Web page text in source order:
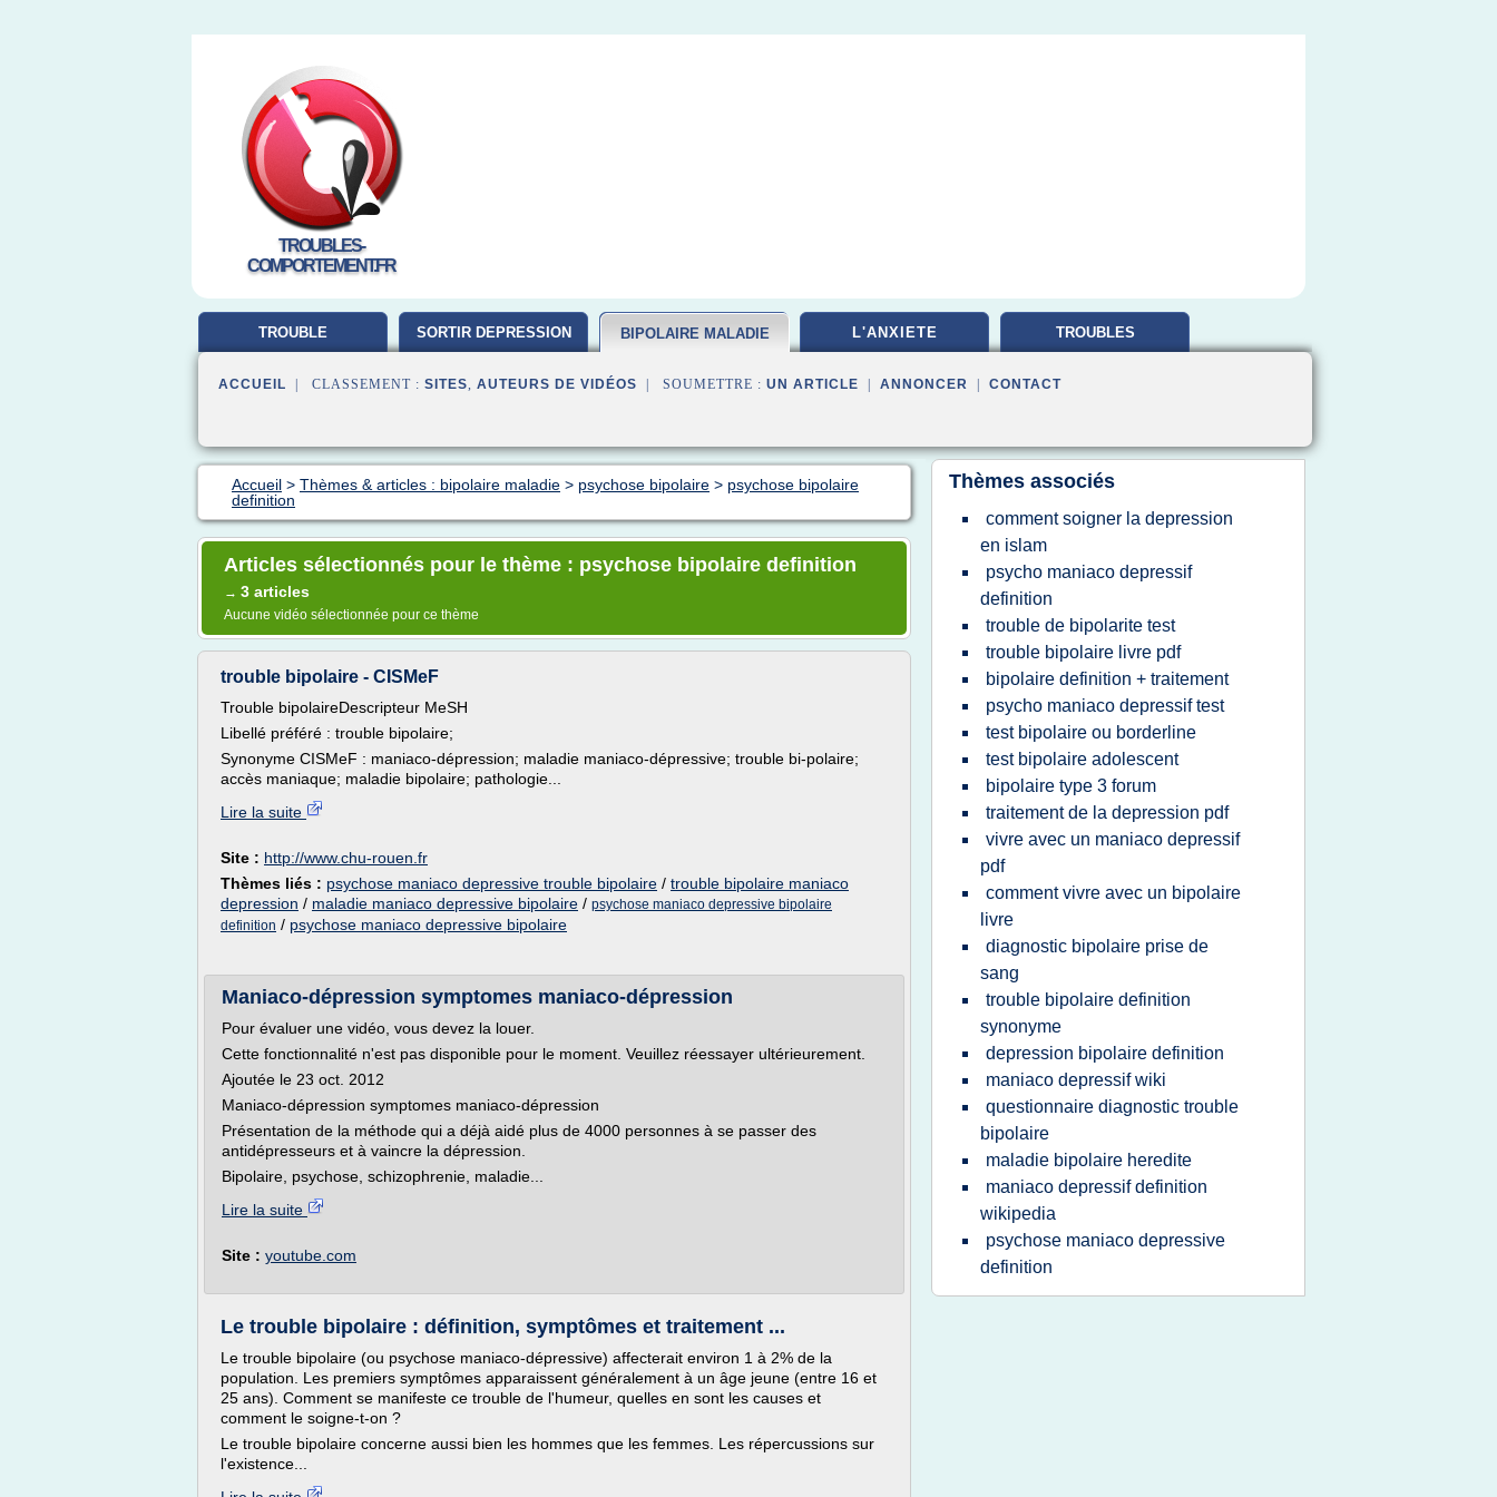
TROUBLES-
COMPORTEMENT.FR
TROUBLE SORTIR DEPRESSION BIPOLAIRE MALADIE L'ANXIETE TROUBLES
ACCUEIL | CLASSEMENT : SITES, AUTEURS DE VIDÉOS | SOUMETTRE : UN ARTICLE ANNONCER CONTACT
Accueil > Thèmes & articles : bipolaire maladie > psychose bipolaire > psychose bipolaire
definition
Articles sélectionnés pour le thème : psychose bipolaire definition
→ 3 articles
Aucune vidéo sélectionnée pour ce thème
trouble bipolaire - CISMeF
Trouble bipolaireDescripteur MeSH
Libellé préféré : trouble bipolaire;
Synonyme CISMeF : maniaco-dépression; maladie maniaco-dépressive; trouble bi-polaire;
accès maniaque; maladie bipolaire; pathologie...
Lire la suite
Site : http://www.chu-rouen.fr
Thèmes liés : psychose maniaco depressive trouble bipolaire / trouble bipolaire maniaco
depression / maladie maniaco depressive bipolaire / psychose maniaco depressive bipolaire
definition / psychose maniaco depressive bipolaire
Maniaco-dépression symptomes maniaco-dépression
Pour évaluer une vidéo, vous devez la louer.
Cette fonctionnalité n'est pas disponible pour le moment. Veuillez réessayer ultérieurement.
Ajoutée le 23 oct. 2012
Maniaco-dépression symptomes maniaco-dépression
Présentation de la méthode qui a déjà aidé plus de 4000 personnes à se passer des
antidépresseurs et à vaincre la dépression.
Bipolaire, psychose, schizophrenie, maladie...
Lire la suite
Site : youtube.com
Le trouble bipolaire : définition, symptômes et traitement ...
Le trouble bipolaire (ou psychose maniaco-dépressive) affecterait environ 1 à 2% de la
population. Les premiers symptômes apparaissent généralement à un âge jeune (entre 16 et
25 ans). Comment se manifeste ce trouble de l'humeur, quelles en sont les causes et
comment le soigne-t-on ?
Le trouble bipolaire concerne aussi bien les hommes que les femmes. Les répercussions sur
l'existence...
Thèmes associés
comment soigner la depression
en islam
psycho maniaco depressif
definition
trouble de bipolarite test
trouble bipolaire livre pdf
bipolaire definition + traitement
psycho maniaco depressif test
test bipolaire ou borderline
test bipolaire adolescent
bipolaire type 3 forum
traitement de la depression pdf
vivre avec un maniaco depressif
pdf
comment vivre avec un bipolaire
livre
diagnostic bipolaire prise de
sang
trouble bipolaire definition
synonyme
depression bipolaire definition
maniaco depressif wiki
questionnaire diagnostic trouble
bipolaire
maladie bipolaire heredite
maniaco depressif definition
wikipedia
psychose maniaco depressive
definition